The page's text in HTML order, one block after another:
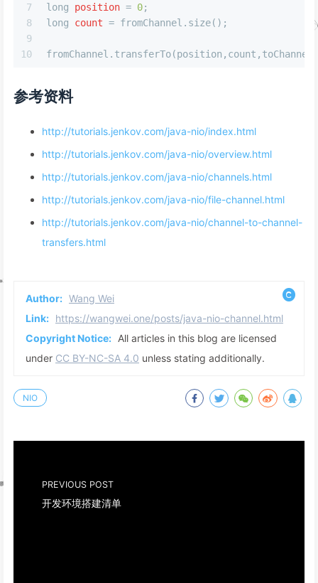
7
8
9
10
long position = 0;
long
count = fromChannel.size();
参考资料
http://tutorials.jenkov.com/java-nio/index.html
http://tutorials.jenkov.com/java-nio/overview.html
http://tutorials.jenkov.com/java-nio/channels.html
http://tutorials.jenkov.com/java-nio/file-channel.html
http://tutorials.jenkov.com/java-nio/channel-to-channel-
transfers.html
Author: Wang Wei
Link: https://wangwei.one/posts/java-nio-channel.html
Copyright Notice: All articles in this blog are licensed
under CC BY-NC-SA 4.0 unless stating additionally.
NIO
PREVIOUS POST
开发环境搭建清单